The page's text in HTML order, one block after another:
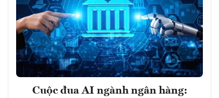
Cuộc đua AI ngành ngân hàng: